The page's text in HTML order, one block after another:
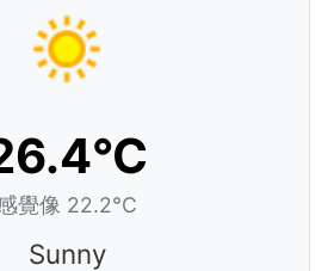
覺像 22.2°C
Sunny